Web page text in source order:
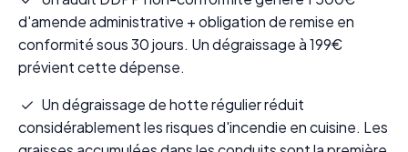
d'amende administrative + obligation de remise en
conformité sous 30 jours. Un dégraissage à 199€
prévient cette dépense.
Un dégraissage de hotte régulier réduit
considérablement les risques d'incendie en cuisine. Les